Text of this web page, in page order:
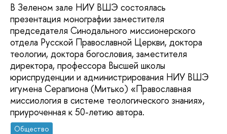
В Зеленом зале НИУ ВШЭ состоялась
презентация монографии заместителя
председателя Синодального миссионерского
отдела Русской Православной Церкви, доктора
теологии, доктора богословия, заместителя
директора, профессора Высшей школы
юриспруденции и администрирования НИУ ВШЭ
игумена Серапиона (Митько) «Православная
миссиология в системе теологического знания»,
приуроченная к 50-летию автора.
Общество